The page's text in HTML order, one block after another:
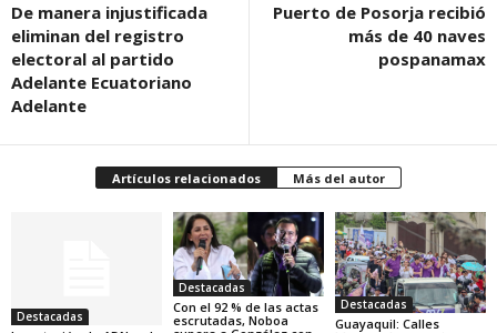
De manera injustificada
eliminan del registro
electoral al partido
Adelante Ecuatoriano
Adelante
Puerto de Posorja recibió
más de 40 naves
pospanamax
Artículos relacionados Más del autor
Destacadas
Destacadas
Con el 92 % de las actas
escrutadas, Noboa
Destacadas
Guayaquil: Calles